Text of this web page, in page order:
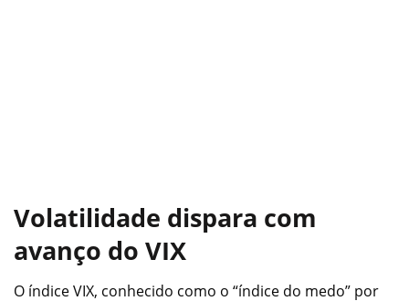
Volatilidade dispara com
avanço do VIX
O índice VIX, conhecido como o “índice do medo” por